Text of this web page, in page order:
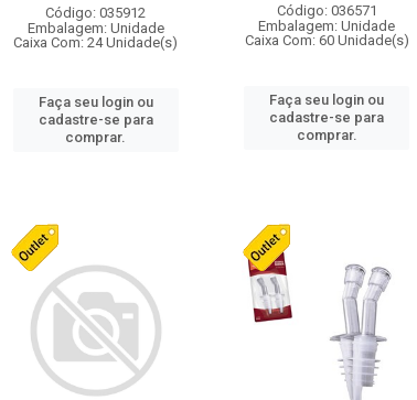
Código: 035912
Embalagem: Unidade
Caixa Com: 24 Unidade(s)
Faça seu login ou
cadastre-se para
comprar.
Código: 036571
Embalagem: Unidade
Caixa Com: 60 Unidade(s)
Faça seu login ou
cadastre-se para
comprar.